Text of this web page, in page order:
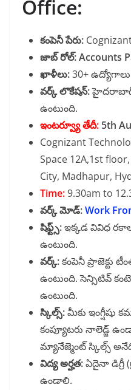
Office:
కంపెనీ పేరు:
జాబ్ రోల్:Accounts
ఖాళీలు:30+
వర్క్ లొకేషన్:
ఉంటుంది.
ఇంటర్వ్యూ తేదీ: 5th
Cognizant
Space 12A,1st
City, Madhapur,
Time:9.30am to
వర్క్ మోడ్:Work
షిఫ్ట్స్:ఇక్కడ వివిధ
ఉంటుంది.
వర్క్:కంపెనీ
ఉంటుంది. సెన్సిటివ్
ఉంటుంది.
స్కిల్స్:మీకు ఇంగ్షీషు
కంప్యూటరు నాలెడ్జ్
మ్యానేజ్మెంట్ స్కిల్స్
విద్య అర్హత:ఏదైనా డిగ్రీ
ఉండాలి.